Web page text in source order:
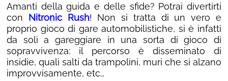
Amanti della guida e delle sfide? Potrai divertirti
con Nitronic Rush! Non si tratta di un vero e
proprio gioco di gare automobilistiche, si è infatti
da soli a gareggiare in una sorta di gioco di
sopravvivenza: il percorso è disseminato di
insidie, quali salti da trampolini, muri che si alzano
improvvisamente, etc…